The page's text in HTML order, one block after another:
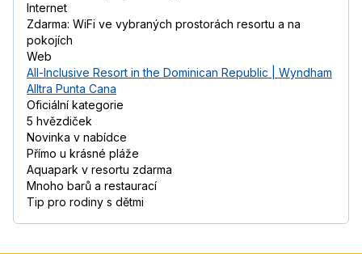
Internet
Zdarma: WiFi ve vybraných prostorách resortu a na
pokojích
Web
All-Inclusive Resort in the Dominican Republic | Wyndham
Alltra Punta Cana
Oficiální kategorie
5 hvězdiček
Novinka v nabídce
Přímo u krásné pláže
Aquapark v resortu zdarma
Mnoho barů a restaurací
Tip pro rodiny s dětmi